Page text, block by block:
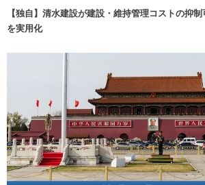
【独自】清水建設が建設・維持管理コストの抑
を実用化